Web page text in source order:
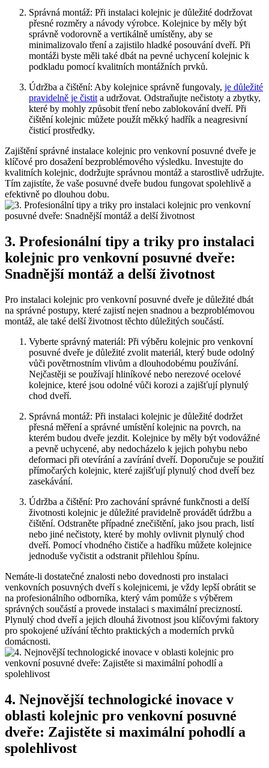
Správná montáž: Při instalaci kolejnic je ‌důležité dodržovat
přesné rozměry a návody výrobce. Kolejnice by měly být
správně vodorovně a vertikálně⁤ umístěny, ⁤aby se
minimalizovalo tření a zajistilo hladké posouvání dveří.⁤ Při ​
montáži byste měli také dbát na pevné uchycení kolejnic k
podkladu pomocí kvalitních montážních prvků.
Údržba a čištění: Aby kolejnice správně fungovaly, je důležité
pravidelně je čistita udržovat. Odstraňujte nečistoty a zbytky,
které by mohly způsobit tření nebo zablokování dveří. Při
čištění⁤ kolejnic můžete použít měkký hadřík a neagresivní
čisticí prostředky.
Zajištění ⁣správné instalace‍ kolejnic pro ⁢venkovní posuvné dveře je
klíčové pro dosažení bezproblémového výsledku.⁤ Investujte do
kvalitních kolejnic, dodržujte správnou montáž‌ a starostlivě udržujte.
Tím zajistíte, že vaše ⁤posuvné dveře budou fungovat spolehlivě a
efektivně po dlouhou dobu.
3. Profesionální‍ tipy a triky ​pro instalaci
kolejnic pro venkovní posuvné dveře:
Snadnější montáž⁢ a ‌delší životnost
Pro instalaci kolejnic pro venkovní posuvné dveře je důležité dbát
na ‍správné postupy, které zajistí ‌nejen snadnou a bezproblémovou
montáž, ale ​také delší životnost těchto důležitých součástí.
Vyberte správný materiál: Při výběru kolejnic pro venkovní
posuvné dveře je důležité zvolit materiál, který bude odolný
vůči povětrnostním vlivům a ⁢dlouhodobému používání.
Nejčastěji se používají hliníkové nebo nerezové ocelové
kolejnice, které jsou odolné vůči korozi a⁢ zajišťují plynulý
chod dveří.
Správná montáž: Při instalaci kolejnic je důležité dodržet
přesná ⁤měření​ a správné umístění kolejnic na ⁢povrch, na
kterém budou dveře jezdit. Kolejnice⁢ by⁢ měly být vodovážné
a pevně uchycené, aby nedocházelo k jejich‍ pohybu nebo
deformaci při otevírání a zavírání dveří. Doporučuje se použití
přímočarých kolejnic, které‌ zajišťují plynulý chod ⁣dveří bez
zasekávání.
Údržba a čištění: Pro‌ zachování správné‍ funkčnosti a delší
životnosti⁢ kolejnic je důležité pravidelně provádět údržbu a
čištění. Odstraněte‌ případné⁢ znečištění,‌ jako jsou prach, listí
nebo jiné⁤ nečistoty, které by mohly ovlivnit plynulý chod
dveří. Pomocí‌ vhodného čističe a hadříku můžete kolejnice
jednoduše​ vyčistit a odstranit přilehlou ​špínu.
Nemáte-li dostatečné znalosti nebo dovednosti pro instalaci
‌venkovních posuvných dveří s kolejnicemi, je ‍vždy lepší obrátit se
na profesionálního odborníka, který vám pomůže s výběrem
správných součástí a provede instalaci s maximální precizností.
Plynulý chod dveří a jejich dlouhá životnost jsou klíčovými faktory
pro spokojené užívání těchto praktických a moderních prvků
domácnosti.
4. Nejnovější technologické inovace v
oblasti ‌kolejnic pro venkovní posuvné
dveře: Zajistěte si maximální pohodlí a
spolehlivost